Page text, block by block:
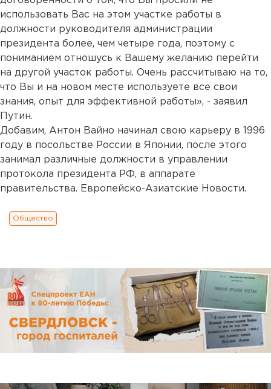
использовать Вас на этом участке работы в
должности руководителя администрации
президента более, чем четыре года, поэтому с
пониманием отношусь к Вашему желанию перейти
на другой участок работы. Очень рассчитываю на то,
что Вы и на новом месте используете все свои
знания, опыт для эффективной работы», - заявил
Путин.
Добавим, Антон Вайно начинал свою карьеру в 1996
году в посольстве России в Японии, после этого
занимал различные должности в управлении
протокола президента РФ, в аппарате
правительства. Европейско-Азиатские Новости.
Общество